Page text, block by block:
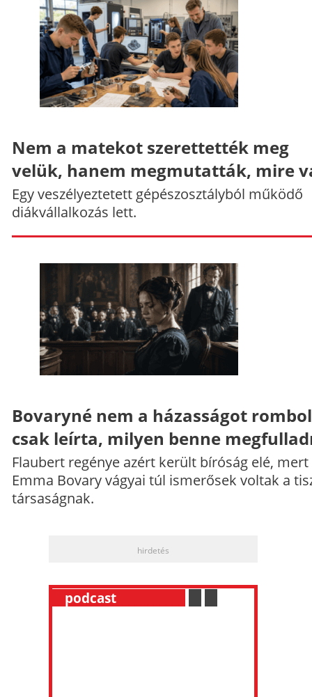
Nem a matekot szerettették meg
velük, hanem megmutatták, mire
Egy veszélyeztetett gépészosztályból működő
diákvállalkozás lett.
Bovaryné nem a házasságot
csak leírta, milyen benne
Flaubert regénye azért került bíróság elé, mert
Emma Bovary vágyai túl ismerősek voltak a
társaságnak.
hirdetés
podcast